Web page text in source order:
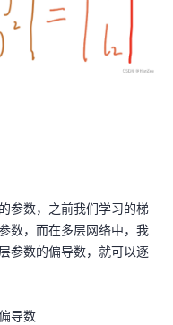
参数，之前我们学习的梯
数，而在多层网络中，我
参数的偏导数，就可以逐
导数